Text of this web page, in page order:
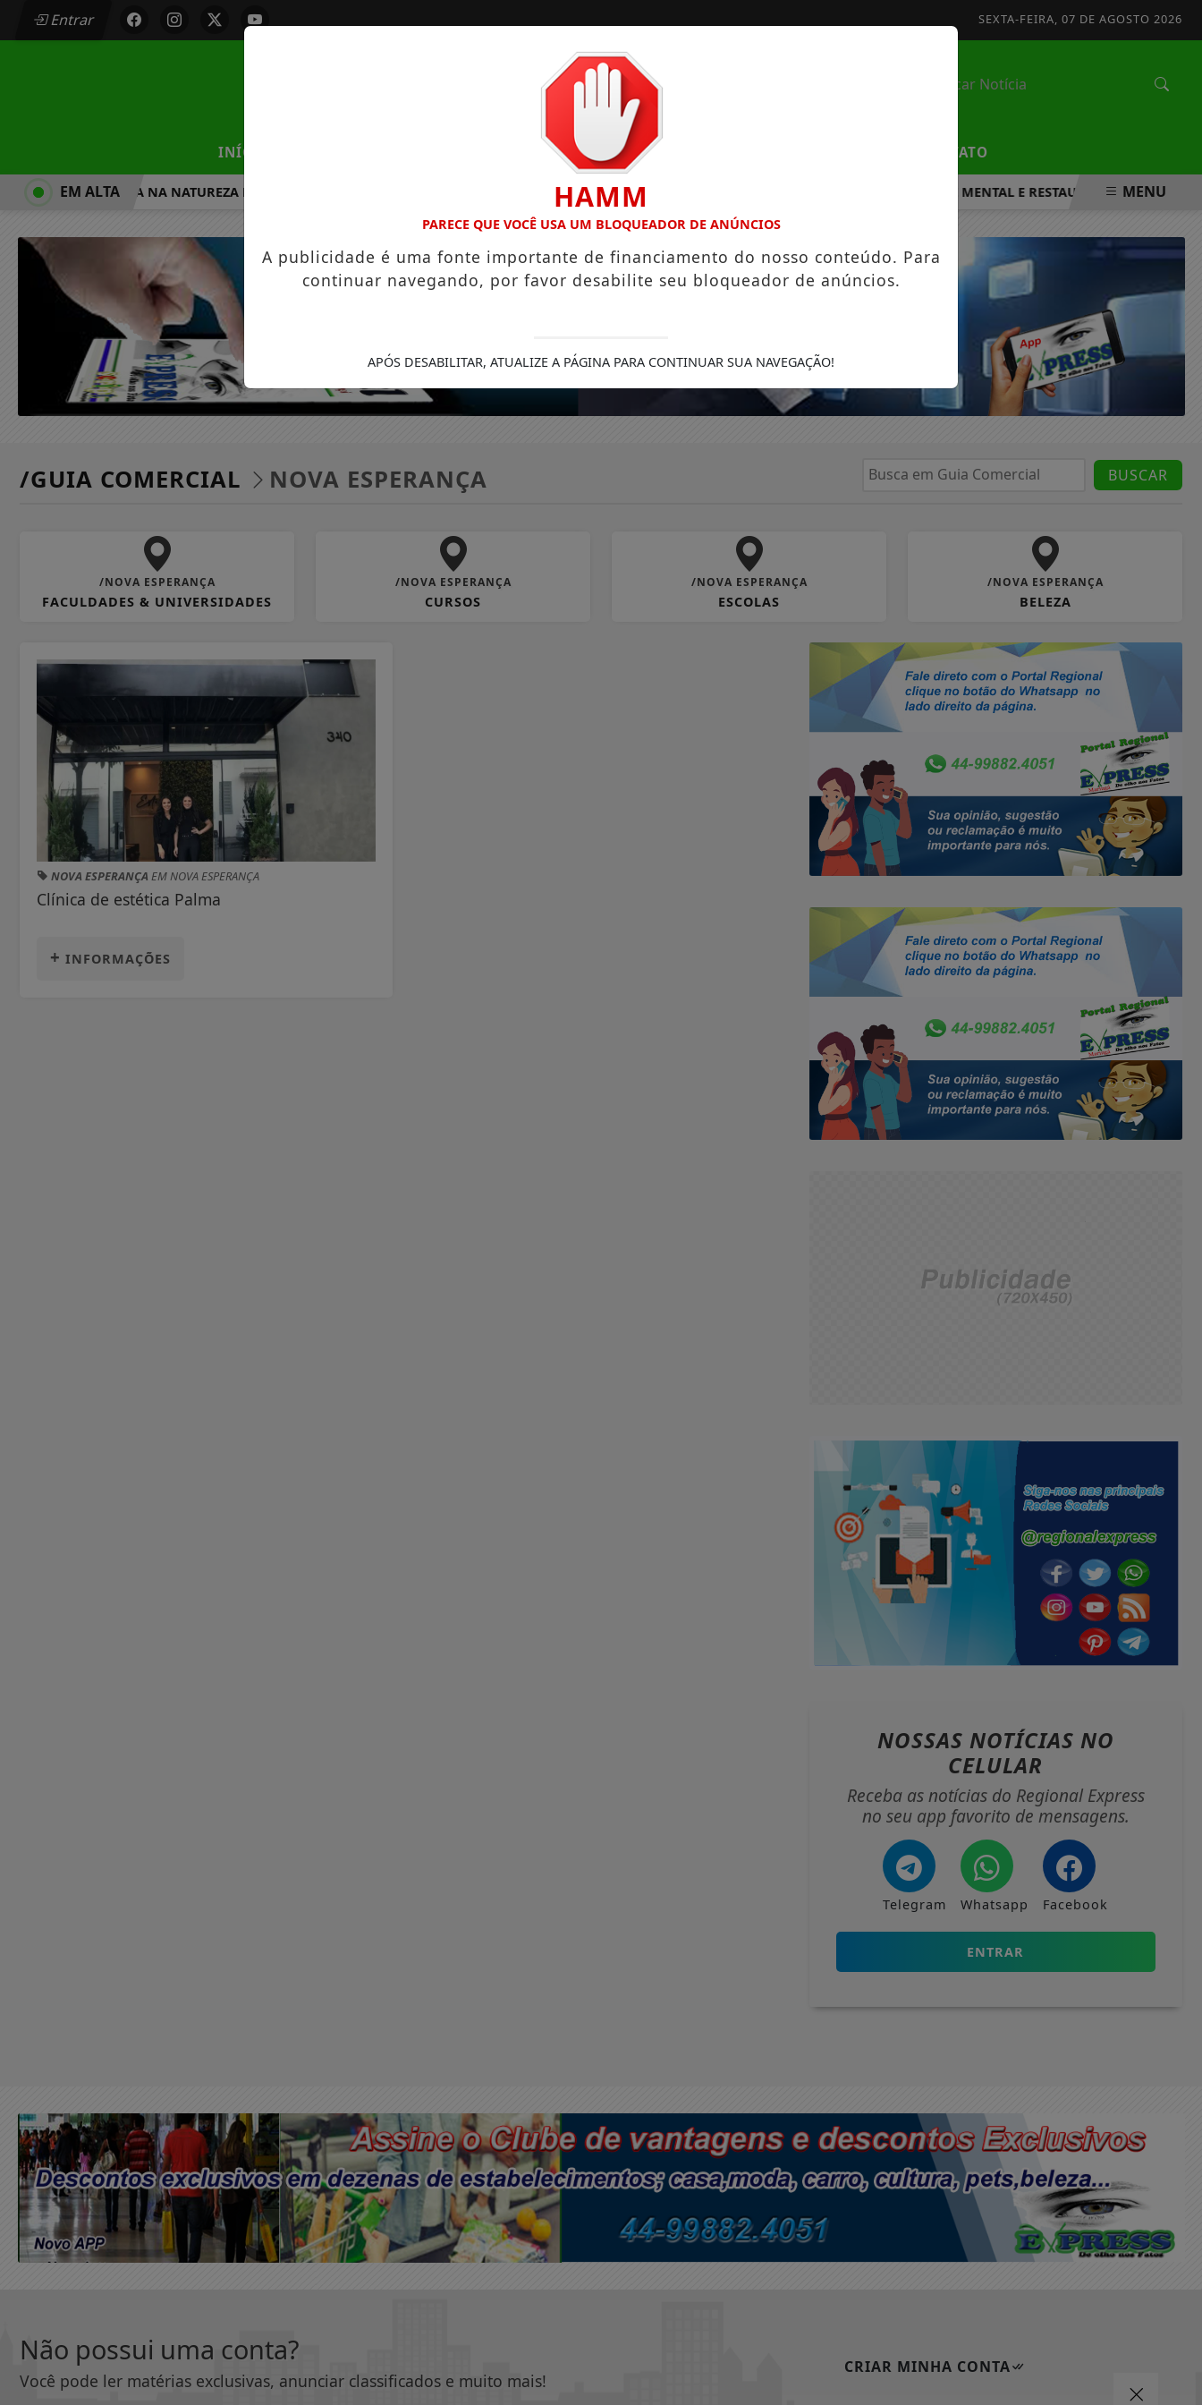
Entrar SEXTA-FEIRA, 07 DE AGOSTO 2026
INÍCIO ESPORTES COLUNAS CONTATO
CAMINHADA NA NATUREZA DE MANDAGUAÇU ESTÁ COM INSCRIÇÕES ABERTAS PRÁTICAS ESPIRITUAIS QUE PODEM FORTALECER A SAÚDE MENTAL E RESTAURAR O EQUILÍBRIO
EM ALTA MENU
/GUIA COMERCIAL NOVA ESPERANÇA BUSCAR
/NOVA ESPERANÇA
FACULDADES & UNIVERSIDADES
/NOVA ESPERANÇA
CURSOS
/NOVA ESPERANÇA
ESCOLAS
/NOVA ESPERANÇA
BELEZA
NOVA ESPERANÇA EM NOVA ESPERANÇA
Clínica de estética Palma
+ INFORMAÇÕES
NOSSAS NOTÍCIAS NO
CELULAR
Receba as notícias do Regional Express
no seu app favorito de mensagens.
Telegram Whatsapp Facebook
ENTRAR
Não possui uma conta?
Você pode ler matérias exclusivas, anunciar classificados e muito mais!
CRIAR MINHA CONTA
HAMM
PARECE QUE VOCÊ USA UM BLOQUEADOR DE ANÚNCIOS
A publicidade é uma fonte importante de financiamento do nosso conteúdo. Para
continuar navegando, por favor desabilite seu bloqueador de anúncios.
APÓS DESABILITAR, ATUALIZE A PÁGINA PARA CONTINUAR SUA NAVEGAÇÃO!